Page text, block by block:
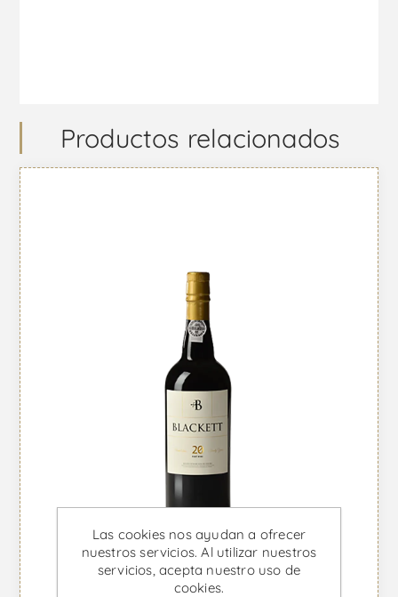
Productos relacionados
Las cookies nos ayudan a ofrecer
nuestros servicios. Al utilizar nuestros
servicios, acepta nuestro uso de
cookies.